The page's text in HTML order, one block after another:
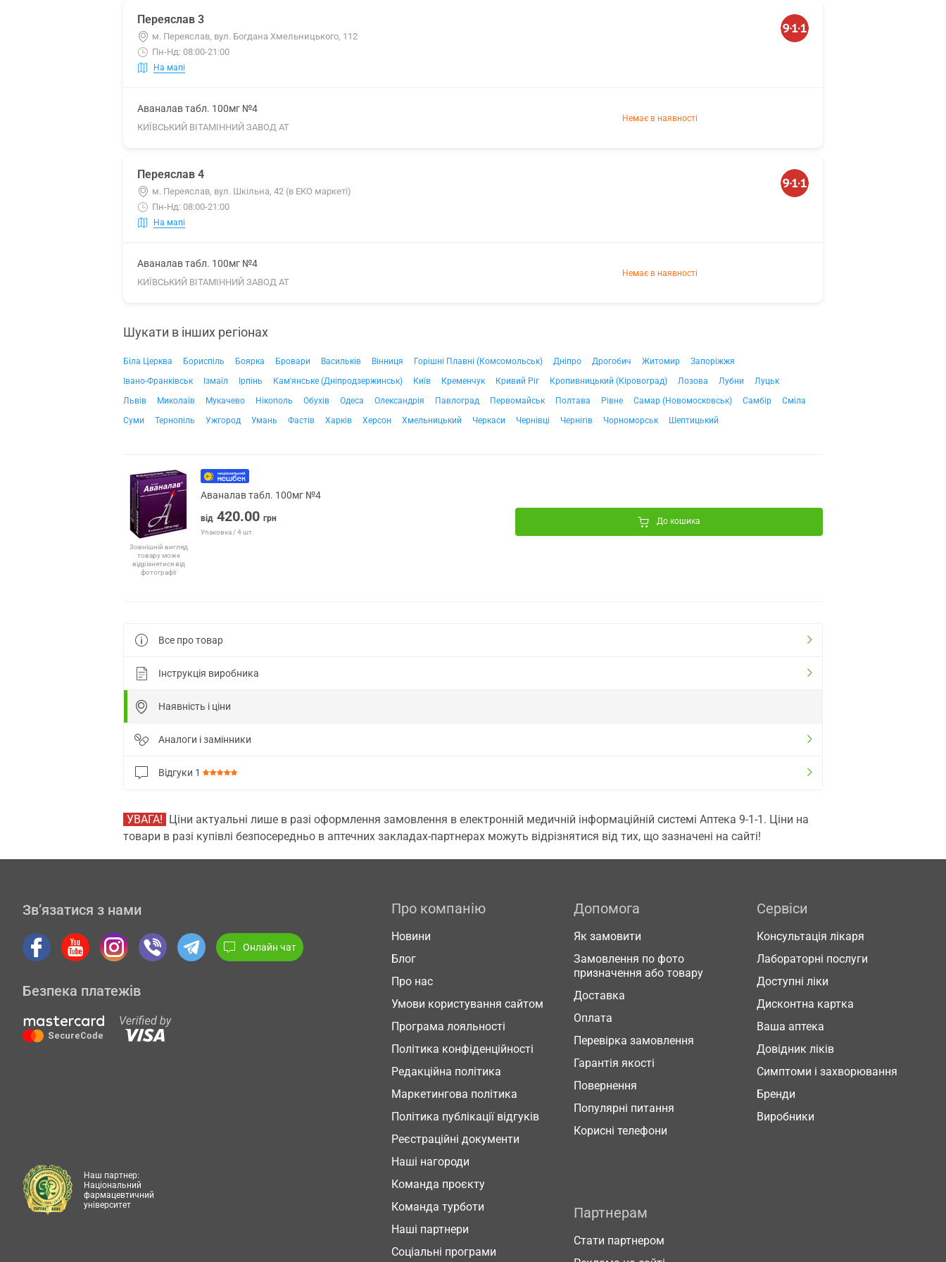
Переяслав 3
м. Переяслав, вул. Богдана Хмельницького, 112
Пн-Нд: 08:00-21:00
На мапі
Аваналав табл. 100мг №4
КИЇВСЬКИЙ ВІТАМІННИЙ ЗАВОД АТ
Немає в наявності
Переяслав 4
м. Переяслав, вул. Шкільна, 42 (в ЕКО маркеті)
Пн-Нд: 08:00-21:00
На мапі
Аваналав табл. 100мг №4
КИЇВСЬКИЙ ВІТАМІННИЙ ЗАВОД АТ
Немає в наявності
Шукати в інших регіонах
Біла Церква Бориспіль Боярка Бровари Васильків Вінниця Горішні Плавні (Комсомольськ) Дніпро Дрогобич Житомир
Запоріжжя
Івано-Франківськ
Ізмаїл Ірпінь Кам'янське (Дніпродзержинськ) Київ Кременчук Кривий Ріг Кропивницький (Кіровоград) Лозова Лубни
Луцьк
Львів
Миколаїв Мукачево Нікополь Обухів Одеса Олександрія Павлоград Первомайськ Полтава Рівне Самар (Новомосковськ) Самбір
Сміла
Суми
Тернопіль Ужгород Умань Фастів Харків Херсон Хмельницький Черкаси Чернівці Чернігів Чорноморськ Шептицький
Зовнішній вигляд
товару може
відрізнятися від
фотографії
Аваналав табл. 100мг №4
від 420.00 грн
Упаковка / 4 шт.
До кошика
Все про товар
Інструкція виробника
Наявність і ціни
Аналоги і замінники
Відгуки 1
УВАГА! Ціни актуальні лише в разі оформлення замовлення в електронній медичній інформаційній системі Аптека 9-1-1. Ціни на
товари в разі купівлі безпосередньо в аптечних закладах-партнерах можуть відрізнятися від тих, що зазначені на сайті!
Зв’язатися з нами
Онлайн чат
Безпека платежів
Про компанію
Новини
Блог
Про нас
Умови користування сайтом
Програма лояльності
Політика конфіденційності
Редакційна політика
Маркетингова політика
Політика публікації відгуків
Реєстраційні документи
Наші нагороди
Команда проєкту
Команда турботи
Наші партнери
Соціальні програми
Допомога
Як замовити
Замовлення по фото
призначення або товару
Доставка
Оплата
Перевірка замовлення
Гарантія якості
Повернення
Популярні питання
Корисні телефони
Сервіси
Консультація лікаря
Лабораторні послуги
Доступні ліки
Дисконтна картка
Ваша аптека
Довідник ліків
Симптоми і захворювання
Бренди
Виробники
Партнерам
Стати партнером
Наш партнер:
Національний
фармацевтичний
університет